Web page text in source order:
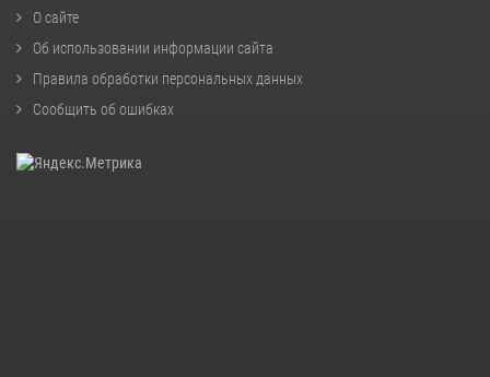
О сайте
Об использовании информации сайта
Правила обработки персональных данных
Сообщить об ошибках